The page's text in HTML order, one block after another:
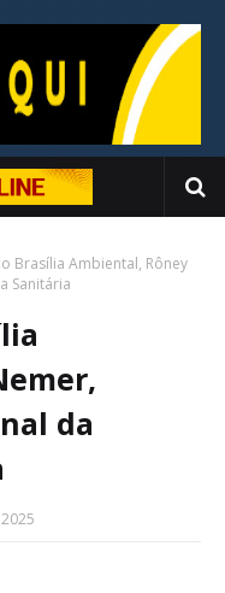
Brasília Ambiental, Rôney
Sanitária
da